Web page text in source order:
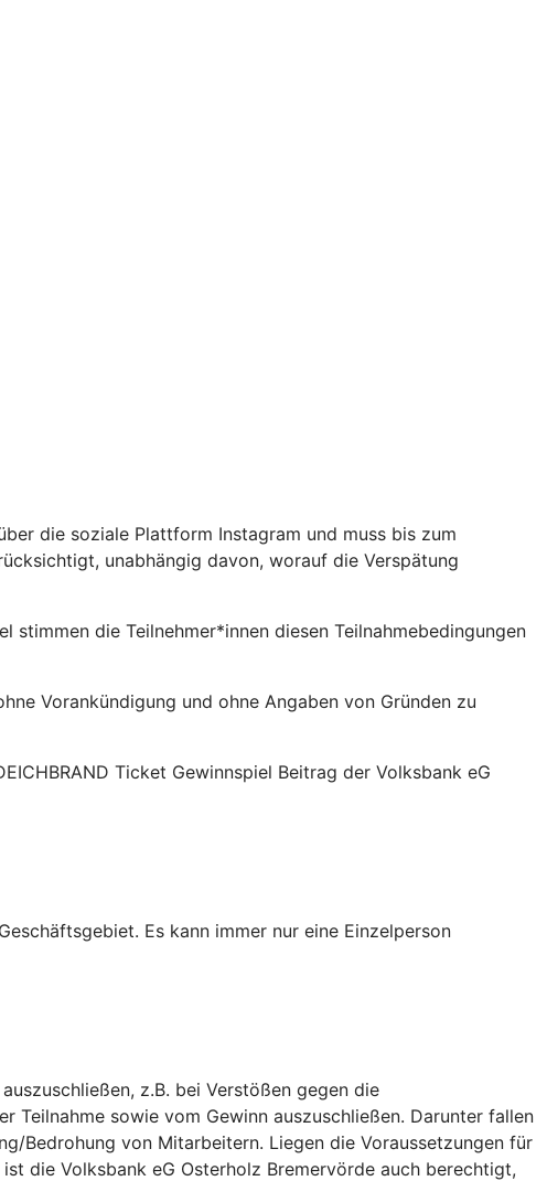
die soziale Plattform Instagram und muss bis zum
unabhängig davon, worauf die Verspätung
die Teilnehmer*innen diesen Teilnahmebedingungen
Vorankündigung und ohne Angaben von Gründen zu
Ticket Gewinnspiel Beitrag der Volksbank eG
Es kann immer nur eine Einzelperson
z.B. bei Verstößen gegen die
Teilnahme sowie vom Gewinn auszuschließen. Darunter fallen
Bedrohung von Mitarbeitern. Liegen die Voraussetzungen für
die Volksbank eG Osterholz Bremervörde auch berechtigt,